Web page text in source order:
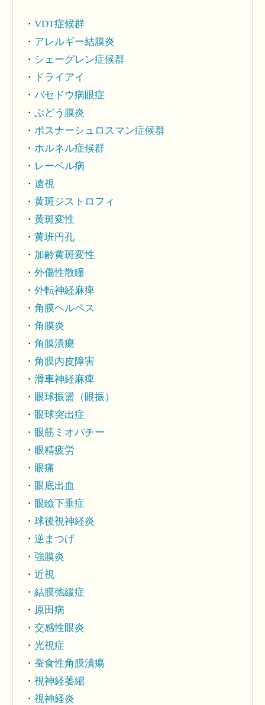
VDT症候群
アレルギー結膜炎
シェーグレン症候群
ドライアイ
バセドウ病眼症
ぶどう膜炎
ポスナーシュロスマン症候群
ホルネル症候群
レーベル病
遠視
黄斑ジストロフィ
黄斑変性
黄班円孔
加齢黄斑変性
外傷性散瞳
外転神経麻痺
角膜ヘルペス
角膜炎
角膜潰瘍
角膜内皮障害
滑車神経麻痺
眼球振盪（眼振）
眼球突出症
眼筋ミオパチー
眼精疲労
眼痛
眼底出血
眼瞼下垂症
球後視神経炎
逆まつげ
強膜炎
近視
結膜弛緩症
原田病
交感性眼炎
光視症
蚕食性角膜潰瘍
視神経萎縮
視神経炎